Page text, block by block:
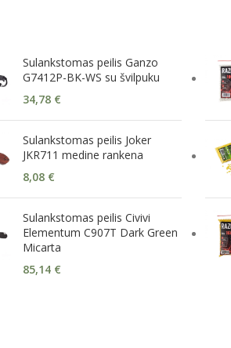
Sulankstomas peilis Ganzo
G7412P-BK-WS su švilpuku
34,78 €
Sulankstomas peilis Joker
JKR711 medine rankena
8,08 €
Sulankstomas peilis Civivi
Elementum C907T Dark Green
Micarta
85,14 €